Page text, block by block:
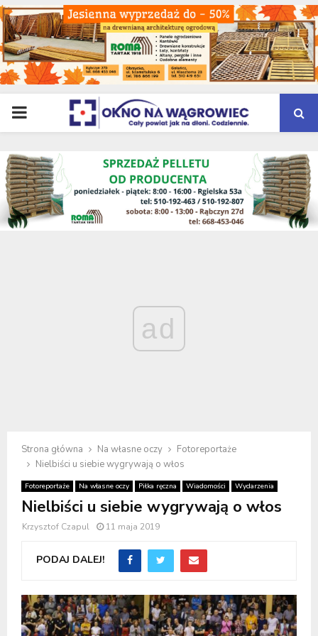
PRIMARY
MENU
ad
Strona główna Na własne oczy
Fotoreportaże
Nielbiści u siebie wygrywają o włos
Fotoreportaże Na własne oczy Piłka ręczna Wiadomości Wydarzenia
Nielbiści u siebie wygrywają o włos
Krzysztof Czapul 11 maja 2019
PODAJ DALEJ!